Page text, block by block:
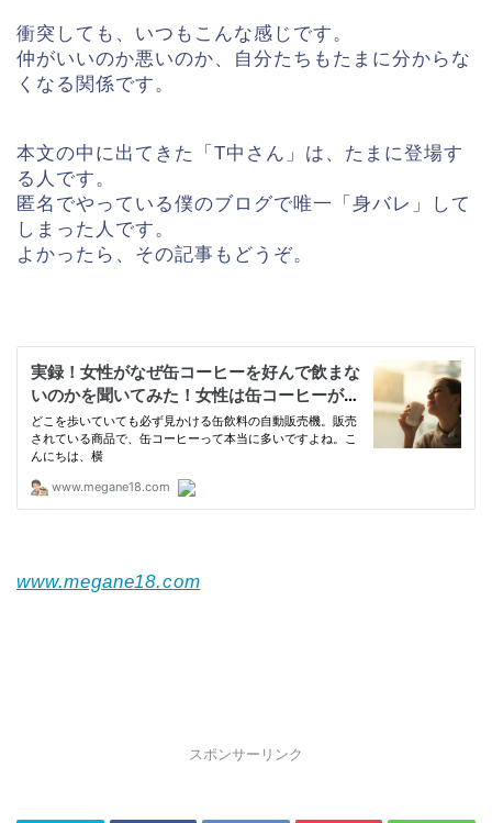
衝突しても、いつもこんな感じです。
仲がいいのか悪いのか、自分たちもたまに分からな
くなる関係です。
本文の中に出てきた「T中さん」は、たまに登場す
る人です。
匿名でやっている僕のブログで唯一「身バレ」して
しまった人です。
よかったら、その記事もどうぞ。
www.megane18.com
スポンサーリンク